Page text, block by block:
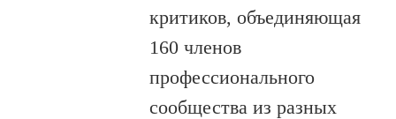
критиков, объединяющая
160 членов
профессионального
сообщества из разных